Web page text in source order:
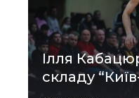
Ілля
складу